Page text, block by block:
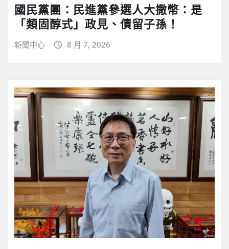
國民黨團：民進黨參選人大撒幣：是
「類固醇式」政見、債留子孫！
新聞中心 8 月 7, 2026